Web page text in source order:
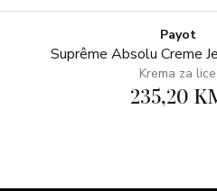
Payot
Suprême Absolu Creme
Krema za lice
235,20